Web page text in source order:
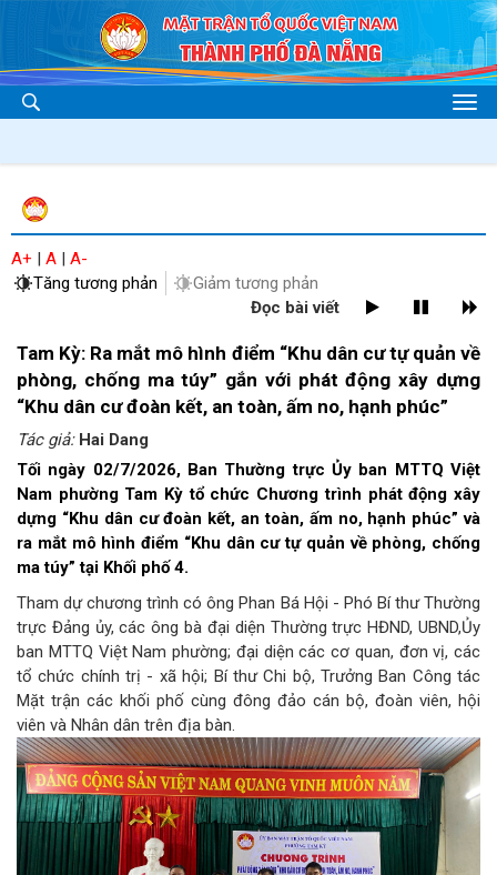
A+ | A | A-
Tăng tương phản
Giảm tương phản
Đọc bài viết
Tam Kỳ: Ra mắt mô hình điểm “Khu dân cư tự quản về
phòng, chống ma túy” gắn với phát động xây dựng
“Khu dân cư đoàn kết, an toàn, ấm no, hạnh phúc”
Tác giả: Hai Dang
Tối ngày 02/7/2026, Ban Thường trực Ủy ban MTTQ Việt
Nam phường Tam Kỳ tổ chức Chương trình phát động xây
dựng “Khu dân cư đoàn kết, an toàn, ấm no, hạnh phúc” và
ra mắt mô hình điểm “Khu dân cư tự quản về phòng, chống
ma túy” tại Khối phố 4.
Tham dự chương trình có ông Phan Bá Hội - Phó Bí thư Thường
trực Đảng ủy, các ông bà đại diện Thường trực HĐND, UBND,Ủy
ban MTTQ Việt Nam phường; đại diện các cơ quan, đơn vị, các
tổ chức chính trị - xã hội; Bí thư Chi bộ, Trưởng Ban Công tác
Mặt trận các khối phố cùng đông đảo cán bộ, đoàn viên, hội
viên và Nhân dân trên địa bàn.